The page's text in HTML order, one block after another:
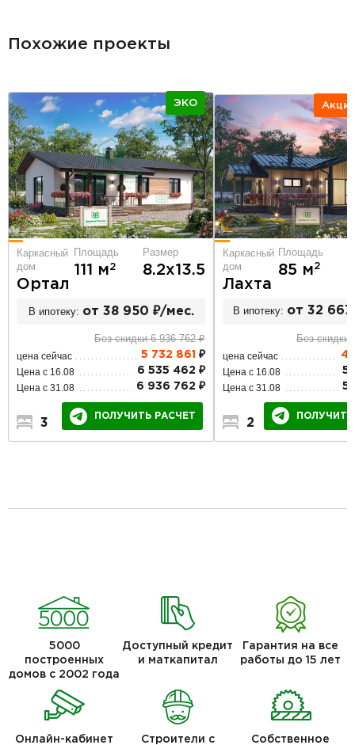
Похожие проекты
ЭКО
Каркасный
дом
Ортал
Площадь
111 м2
Размер
8.2х13.5
В ипотеку: от 38 950 ₽/мес.
Без скидки 6 936 762 ₽
цена сейчас 5 732 861 ₽
Цена с 16.08 6 535 462 ₽
Цена с 31.08 6 936 762 ₽
3
ПОЛУЧИТЬ РАСЧЕТ
Каркасный
дом
Лахта
Площадь
85 м2
В ипотеку: от 32
Без скидки
цена сейчас 4
Цена с 16.08 5
Цена с 31.08 5
2
5000
построенных
домов с 2002 года
Доступный кредит
и маткапитал
Гарантия на все
работы до 15 лет
Онлайн-кабинет
Строители с
Собственное